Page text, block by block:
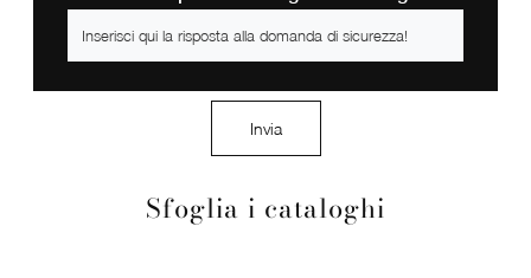
Sfoglia i cataloghi
Invia